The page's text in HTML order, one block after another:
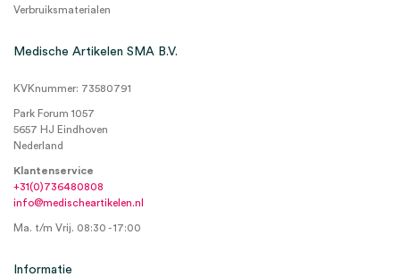
Verbruiksmaterialen
Medische Artikelen SMA B.V.
KVKnummer: 73580791
Park Forum 1057
5657 HJ Eindhoven
Nederland
Klantenservice
+31(0)736480808
info@medischeartikelen.nl
Ma. t/m Vrij. 08:30 - 17:00
Informatie